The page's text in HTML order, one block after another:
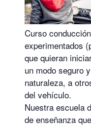
Curso
experimentados
que quieran
un modo seguro
naturaleza, a
del vehículo.
Nuestra escuela
de enseñanza